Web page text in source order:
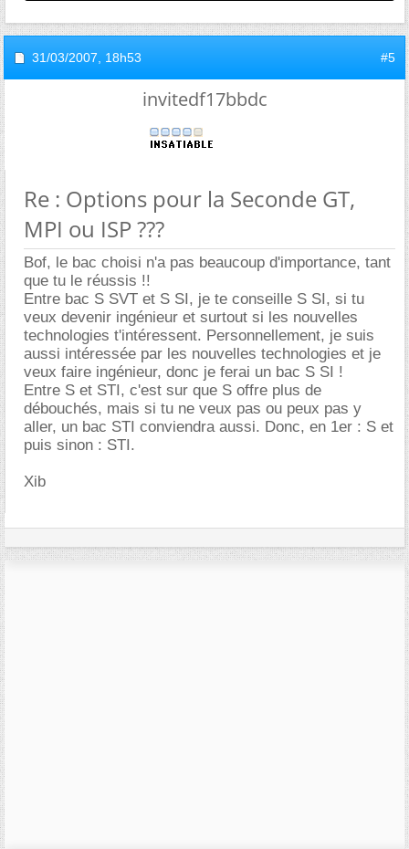
31/03/2007, 18h53 #5
invitedf17bbdc
Re : Options pour la Seconde GT,
MPI ou ISP ???
Bof, le bac choisi n'a pas beaucoup d'importance, tant
que tu le réussis !!
Entre bac S SVT et S SI, je te conseille S SI, si tu
veux devenir ingénieur et surtout si les nouvelles
technologies t'intéressent. Personnellement, je suis
aussi intéressée par les nouvelles technologies et je
veux faire ingénieur, donc je ferai un bac S SI !
Entre S et STI, c'est sur que S offre plus de
débouchés, mais si tu ne veux pas ou peux pas y
aller, un bac STI conviendra aussi. Donc, en 1er : S et
puis sinon : STI.
Xib